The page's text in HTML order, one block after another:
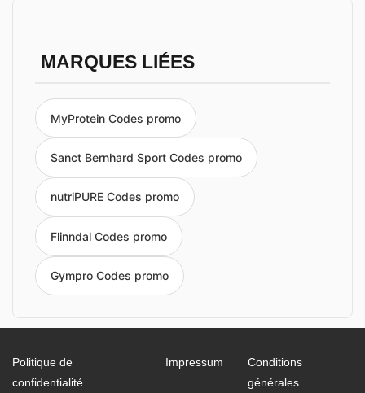
MARQUES LIÉES
MyProtein Codes promo
Sanct Bernhard Sport Codes promo
nutriPURE Codes promo
Flinndal Codes promo
Gympro Codes promo
Politique de
confidentialité
Impressum
Conditions
générales